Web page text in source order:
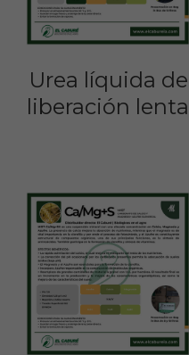
Urea líquida de
liberación lenta